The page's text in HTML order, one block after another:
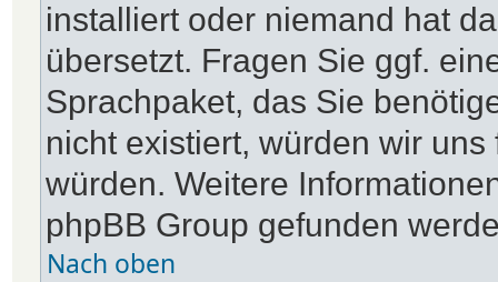
installiert oder niemand hat
übersetzt. Fragen Sie ggf.
Sprachpaket, das Sie
nicht existiert, würden wir
würden. Weitere
phpBB Group gefunden
Nach oben